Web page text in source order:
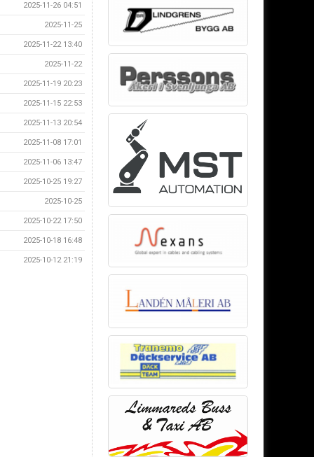
2025-11-26 04:51
2025-11-25
2025-11-22 13:40
2025-11-22
2025-11-19 20:23
2025-11-15 22:53
2025-11-13 20:54
2025-11-08 17:01
2025-11-06 13:47
2025-10-25 19:27
2025-10-25
2025-10-22 17:50
2025-10-18 16:48
2025-10-12 21:19